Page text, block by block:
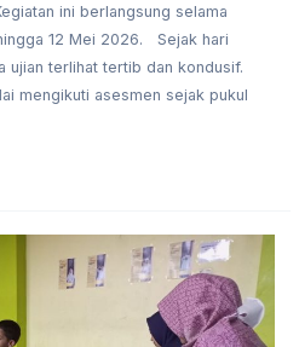
ini berlangsung selama
12 Mei 2026. Sejak hari
ujian terlihat tertib dan kondusif.
mengikuti asesmen sejak pukul